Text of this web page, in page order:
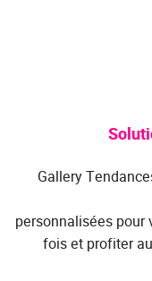
Gallery
personnalisées pour
fois et profiter